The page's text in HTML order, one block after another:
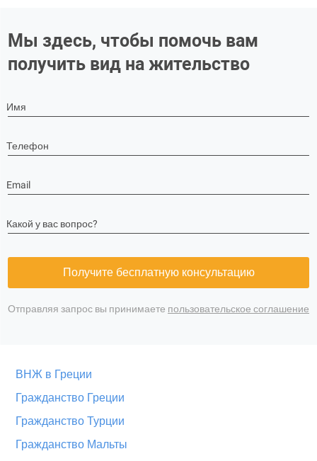
Мы здесь, чтобы помочь вам
получить вид на жительство
Имя
Телефон
Email
Какой у вас вопрос?
Получите бесплатную консультацию
Отправляя запрос вы принимаете пользовательское соглашение
ВНЖ в Греции
Гражданство Греции
Гражданство Турции
Гражданство Мальты